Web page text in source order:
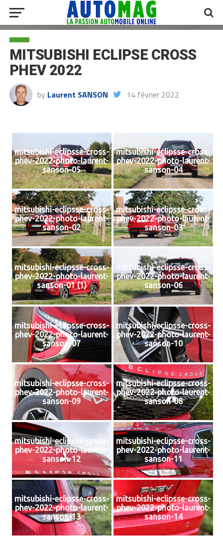
MITSUBISHI ECLIPSE CROSS
PHEV 2022
by Laurent SANSON 14 février 2022
mitsubishi-eclipsse-cross-
phev-2022-photo-laurent-
sanson-05
mitsubishi-eclipsse-cross-
phev-2022-photo-laurent-
sanson-04
mitsubishi-eclipsse-cross-
phev-2022-photo-laurent-
sanson-02
mitsubishi-eclipsse-cross-
phev-2022-photo-laurent-
sanson-03
mitsubishi-eclipsse-cross-
phev-2022-photo-laurent-
sanson-01 (1)
mitsubishi-eclipsse-cross-
phev-2022-photo-laurent-
sanson-06
mitsubishi-eclipsse-cross-
phev-2022-photo-laurent-
sanson-07
mitsubishi-eclipsse-cross-
phev-2022-photo-laurent-
sanson-10
mitsubishi-eclipsse-cross-
phev-2022-photo-laurent-
sanson-09
mitsubishi-eclipsse-cross-
phev-2022-photo-laurent-
sanson-08
mitsubishi-eclipsse-cross-
phev-2022-photo-laurent-
sanson-12
mitsubishi-eclipsse-cross-
phev-2022-photo-laurent-
sanson-11
mitsubishi-eclipsse-cross-
phev-2022-photo-laurent-
sanson-13
mitsubishi-eclipsse-cross-
phev-2022-photo-laurent-
sanson-14